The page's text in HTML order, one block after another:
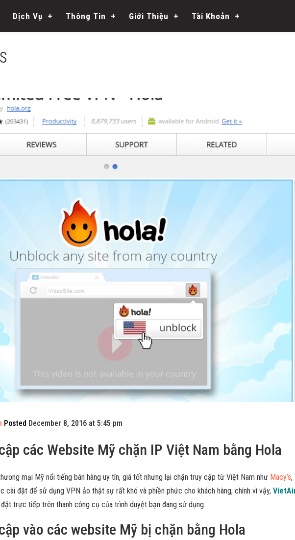
Dịch Vụ Thông Tin Giới Thiệu Tài Khoản
Posted December 8, 2016 at 5:45 pm
các Website Mỹ chặn IP Việt Nam bằng Hola
mại Mỹ nổi tiếng bán hàng uy tín, giá tốt nhưng lại chặn truy cập từ Việt Nam như Macy’s,
cài đặt để sử dụng VPN ảo thật sự rất khó và phiền phức cho khách hàng, chính vì vậy,
trực tiếp trên thanh công cụ của trình duyệt bạn đang sử dụng.
vào các website Mỹ bị chặn bằng Hola